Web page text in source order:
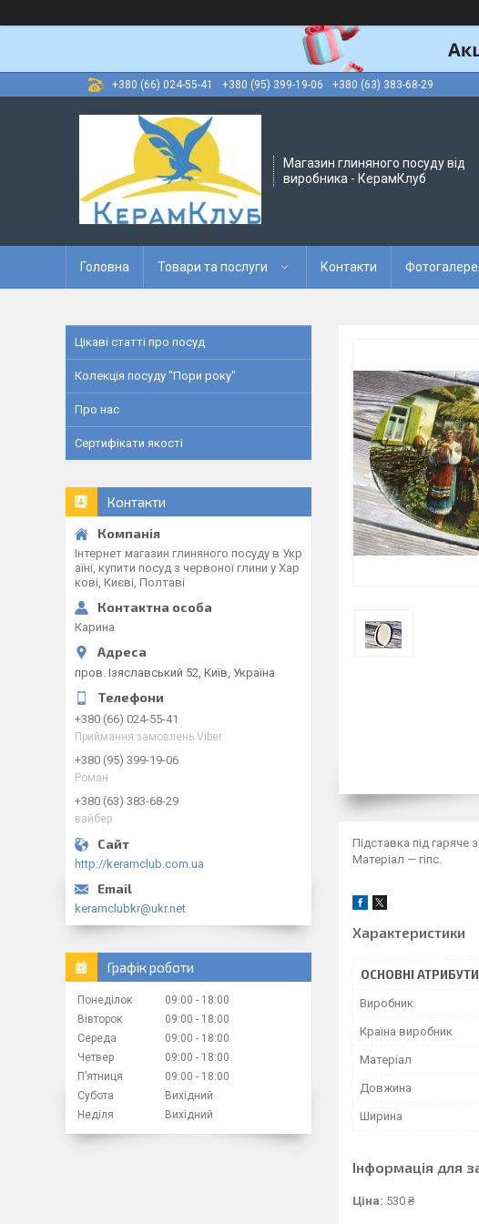
+380 (66) 024-55-41 +380 (95) 399-19-06 +380 (63) 383-68-29
Магазин глиняного посуду від
виробника - КерамКлуб
Головна Товари та послуги Контакти
Підставка під гаряче
Матеріал — гіпс.
Характеристики
ОСНОВНІ АТРИБУТИ
Виробник
Країна виробник
Матеріал
Довжина
Ширина
Інформація для
Ціна: 530 ₴
Цікаві статті про посуд
Колекція посуду "Пори року"
Про нас
Сертифікати якості
Контакти
Інтернет магазин глиняного посуду в Укр
аїні, купити посуд з червоної глини у Хар
кові, Києві, Полтаві
Карина
пров. Ізяславський 52, Київ, Україна
+380 (66) 024-55-41
Приймання замовлень Viber
+380 (95) 399-19-06
Роман
+380 (63) 383-68-29
вайбер
http://keramclub.com.ua
keramclubkr@ukr.net
Графік роботи
Понеділок 09:00
18:00
Вівторок
09:00
18:00
Середа
09:00
18:00
Четвер
09:00
18:00
Пʼятниця
09:00
18:00
Субота
Вихідний
Неділя
Вихідний